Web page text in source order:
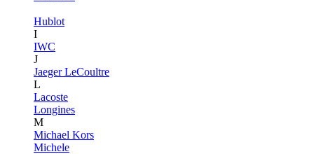
Hublot
I
IWC
J
Jaeger LeCoultre
L
Lacoste
Longines
M
Michael Kors
Michele